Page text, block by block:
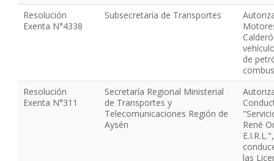
Resolución
Exenta N°4338
Subsecretaría de Transportes
de
Resolución
Exenta N°311
Secretaría Regional Ministerial
de Transportes y
Telecomunicaciones Región de
Aysén
René
las